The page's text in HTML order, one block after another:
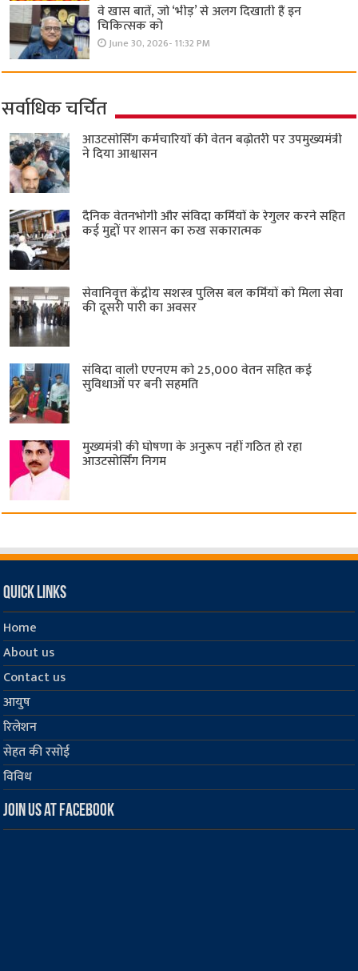
वे खास बातें, जो ‘भीड़’ से अलग दिखाती हैं इन
चिकित्सक को
June 30, 2026- 11:32 PM
सर्वाधिक चर्चित
आउटसोर्सिंग कर्मचारियों की वेतन बढ़ोतरी पर उपमुख्यमंत्री
ने दिया आश्वासन
दैनिक वेतनभोगी और संविदा कर्मियों के रेगुलर करने सहित
कई मुद्दों पर शासन का रुख सकारात्मक
सेवानिवृत्त केंद्रीय सशस्त्र पुलिस बल ​कर्मियों को मिला सेवा
की दूसरी पारी का अवसर
संविदा वाली एएनएम को 25,000 वेतन सहित कई
सुविधाओं पर बनी सहमति
मुख्यमंत्री की घोषणा के अनुरूप नहीं गठित हो रहा
आउटसोर्सिंग निगम
Quick Links
Home
About us
Contact us
आयुष
रिलेशन
सेहत की रसोई
विविध
Join us at Facebook